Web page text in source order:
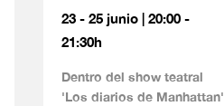
23 - 25 junio | 20:00 -
21:30h
Dentro del show teatral
'Los diarios de Manhattan'